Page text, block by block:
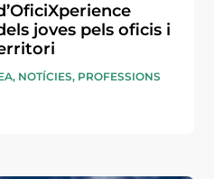
joves pels oficis i
, NOTÍCIES, PROFESSIONS